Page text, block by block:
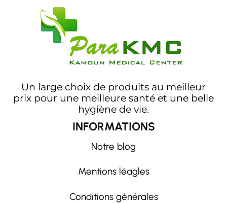
Un large choix de produits au meilleur
prix pour une meilleure santé et une belle
hygiène de vie.
INFORMATIONS
Notre blog
Mentions léagles
Conditions générales